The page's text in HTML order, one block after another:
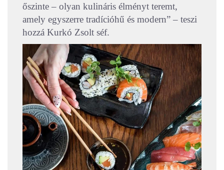
őszinte – olyan kulináris élményt teremt,
amely egyszerre tradícióhű és modern” – teszi
hozzá Kurkó Zsolt séf.